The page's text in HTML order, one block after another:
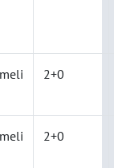
2+0
2+0